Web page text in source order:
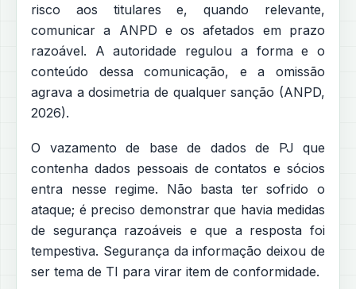
risco aos titulares e, quando relevante,
comunicar a ANPD e os afetados em prazo
razoável. A autoridade regulou a forma e o
conteúdo dessa comunicação, e a omissão
agrava a dosimetria de qualquer sanção (ANPD,
2026).
O vazamento de base de dados de PJ que
contenha dados pessoais de contatos e sócios
entra nesse regime. Não basta ter sofrido o
ataque; é preciso demonstrar que havia medidas
de segurança razoáveis e que a resposta foi
tempestiva. Segurança da informação deixou de
ser tema de TI para virar item de conformidade.